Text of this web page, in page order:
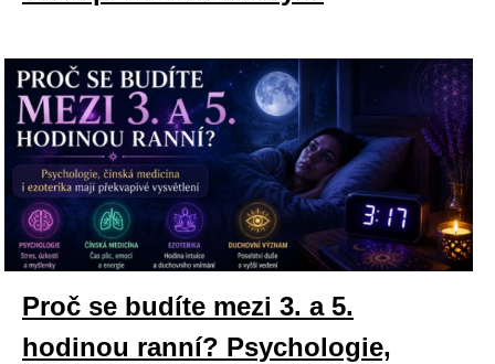
Proč se budíte mezi 3. a 5.
hodinou ranní? Psychologie,